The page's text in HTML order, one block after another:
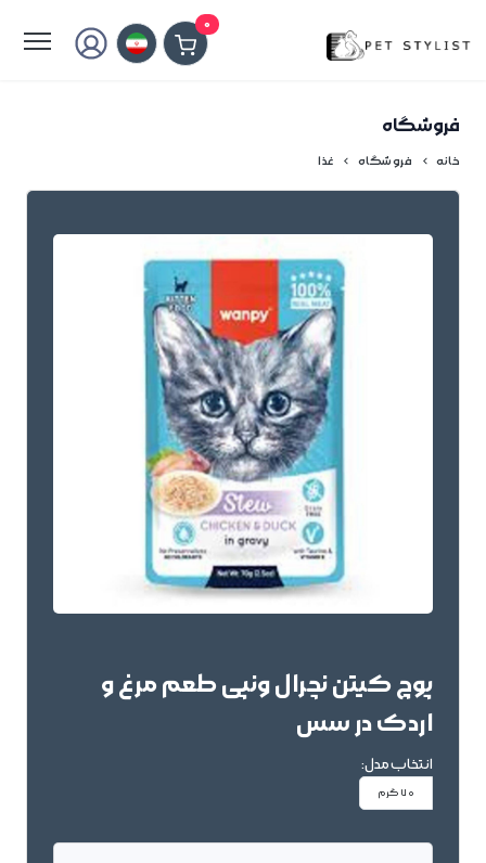
0
فروشگاه
خانه فروشگاه غذا
پوچ کیتن نچرال ونپی طعم مرغ و
اردک در سس
انتخاب مدل:
70 گرم